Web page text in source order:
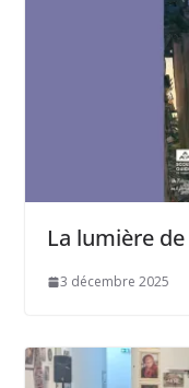
La lumière
3 décembre 2025